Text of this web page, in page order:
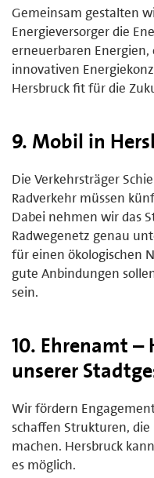
Gemeinsam gestalten
Energieversorger die
erneuerbaren
innovativen
Hersbruck fit für die
9. Mobil in
Die Verkehrsträger
Radverkehr müssen
Dabei nehmen wir das
Radwegenetz genau
für einen ökologischen
gute Anbindungen
sein.
10. Ehrenamt –
unserer
Wir fördern
schaffen Strukturen,
machen. Hersbruck
es möglich.